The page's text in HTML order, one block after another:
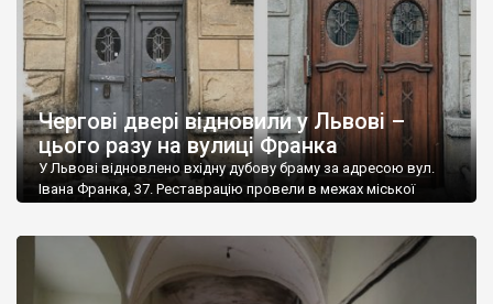
Чергові двері відновили у Львові –
цього разу на вулиці Франка
У Львові відновлено вхідну дубову браму за адресою вул.
Івана Франка, 37. Реставрацію провели в межах міської
поганому стані, знищені. Частина декоративних елементів –
різьблення – була відсутня взагалі. Це довелося не просто
реставрувати, а різьбити заново. Крім того, двері на Франка,